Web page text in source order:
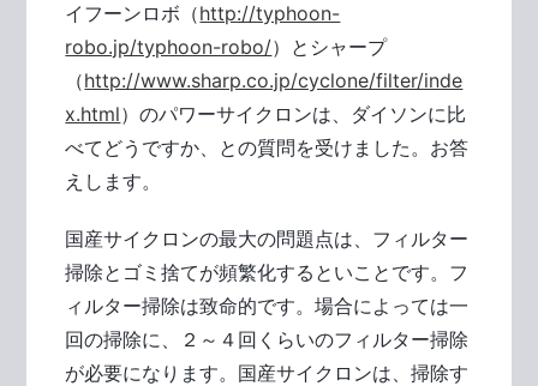
イフーンロボ（http://typhoon-
robo.jp/typhoon-robo/）とシャープ
（http://www.sharp.co.jp/cyclone/filter/inde
x.html）のパワーサイクロンは、ダイソンに比
べてどうですか、との質問を受けました。お答
えします。
国産サイクロンの最大の問題点は、フィルター
掃除とゴミ捨てが頻繁化するといことです。フ
ィルター掃除は致命的です。場合によっては一
回の掃除に、２～４回くらいのフィルター掃除
が必要になります。国産サイクロンは、掃除す